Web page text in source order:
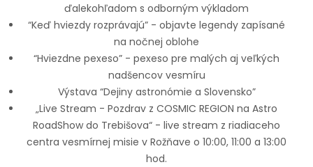
ďalekohľadom s odborným výkladom
“Keď hviezdy rozprávajú” - objavte legendy zapísané
na nočnej oblohe
“Hviezdne pexeso” - pexeso pre malých aj veľkých
nadšencov vesmíru
Výstava “Dejiny astronómie a Slovensko”
„Live Stream - Pozdrav z COSMIC REGION na Astro
RoadShow do Trebišova“ - live stream z riadiaceho
centra vesmírnej misie v Rožňave o 10:00, 11:00 a 13:00
hod.